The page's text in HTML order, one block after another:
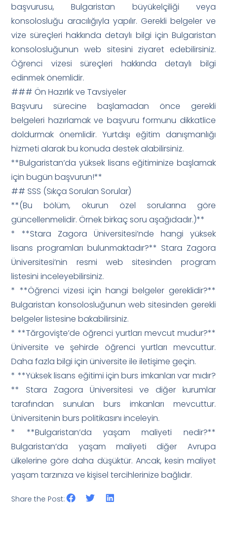
başvurusu, Bulgaristan büyükelçiliği veya
konsolosluğu aracılığıyla yapılır. Gerekli belgeler ve
vize süreçleri hakkında detaylı bilgi için Bulgaristan
konsolosluğunun web sitesini ziyaret edebilirsiniz.
Öğrenci vizesi süreçleri hakkında detaylı bilgi
edinmek önemlidir.
### Ön Hazırlık ve Tavsiyeler
Başvuru sürecine başlamadan önce gerekli
belgeleri hazırlamak ve başvuru formunu dikkatlice
doldurmak önemlidir. Yurtdışı eğitim danışmanlığı
hizmeti alarak bu konuda destek alabilirsiniz.
**Bulgaristan’da yüksek lisans eğitiminize başlamak
için bugün başvurun!**
## SSS (Sıkça Sorulan Sorular)
**(Bu bölüm, okurun özel sorularına göre
güncellenmelidir. Örnek birkaç soru aşağıdadır.)**
* **Stara Zagora Üniversitesi’nde hangi yüksek
lisans programları bulunmaktadır?** Stara Zagora
Üniversitesi’nin resmi web sitesinden program
listesini inceleyebilirsiniz.
* **Öğrenci vizesi için hangi belgeler gereklidir?**
Bulgaristan konsolosluğunun web sitesinden gerekli
belgeler listesine bakabilirsiniz.
* **Tărgovişte’de öğrenci yurtları mevcut mudur?**
Üniversite ve şehirde öğrenci yurtları mevcuttur.
Daha fazla bilgi için üniversite ile iletişime geçin.
* **Yüksek lisans eğitimi için burs imkanları var mıdır?
** Stara Zagora Üniversitesi ve diğer kurumlar
tarafından sunulan burs imkanları mevcuttur.
Üniversitenin burs politikasını inceleyin.
* **Bulgaristan’da yaşam maliyeti nedir?**
Bulgaristan’da yaşam maliyeti diğer Avrupa
ülkelerine göre daha düşüktür. Ancak, kesin maliyet
yaşam tarzınıza ve kişisel tercihlerinize bağlıdır.
Share the Post: